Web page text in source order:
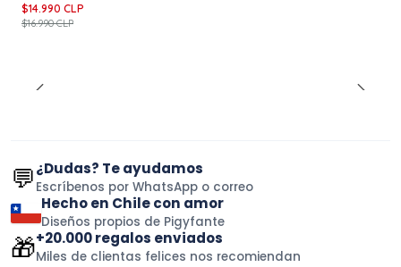
$14.990 CLP
$16.990 CLP
💬¿Dudas? Te ayudamos
Escríbenos por WhatsApp o correo
Hecho en Chile con amor
Diseños propios de Pigyfante
🎁+20.000 regalos enviados
Miles de clientas felices nos recomiendan